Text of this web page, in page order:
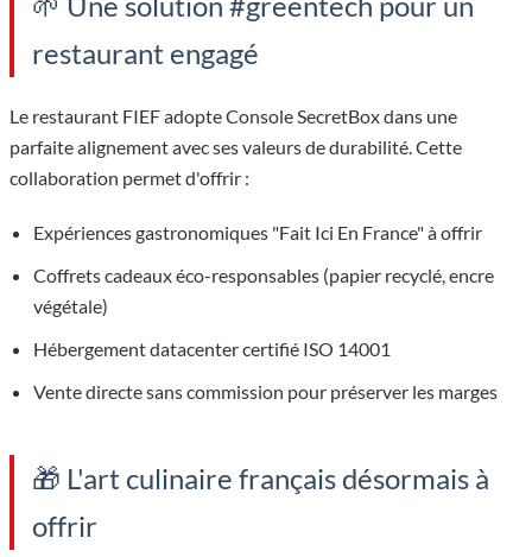
restaurant engagé
Le restaurant FIEF adopte Console SecretBox dans une
parfaite alignement avec ses valeurs de durabilité. Cette
collaboration permet d'offrir :
Expériences gastronomiques "Fait Ici En France" à offrir
Coffrets cadeaux éco-responsables (papier recyclé, encre
végétale)
Hébergement datacenter certifié ISO 14001
Vente directe sans commission pour préserver les marges
🎁 L'art culinaire français désormais à
offrir